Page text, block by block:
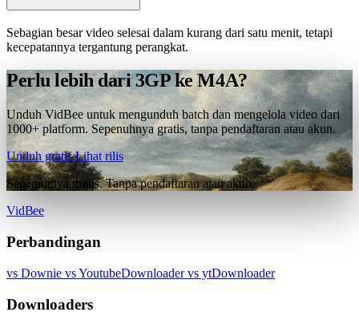
Sebagian besar video selesai dalam kurang dari satu menit, tetapi
kecepatannya tergantung perangkat.
Perlu lebih dari 3GP ke M4A?
Unduh VidBee untuk mengunduh batch dan mengelola video dari
1000+ platform. Sepenuhnya gratis, tanpa pendaftaran atau akun.
Unduh gratisLihat rilis
Sepenuhnya gratis. Tanpa pendaftaran atau akun.
VidBee
Perbandingan
vs Downie vs YoutubeDownloadervs ytDownloader
Downloaders